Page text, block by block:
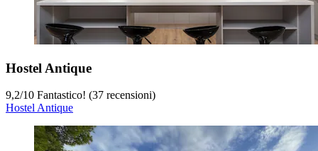
Hostel Antique
9,2/10 Fantastico! (37 recensioni)
Hostel Antique